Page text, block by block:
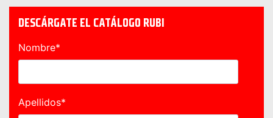
DESCÁRGATE EL CATÁLOGO RUBI
Nombre*
Apellidos*